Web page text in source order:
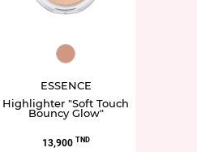
ET954239.20
ESSENCE
Highlighter "Soft Touch
Bouncy Glow"
Prix
13,900 TND